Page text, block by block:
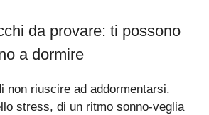
da provare: ti possono
a dormire
non riuscire ad addormentarsi.
stress, di un ritmo sonno-veglia